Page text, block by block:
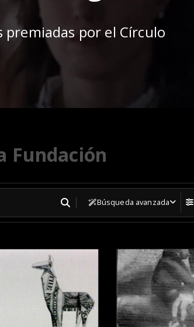
premiadas por el Círculo
Fundación
Búsqueda avanzada